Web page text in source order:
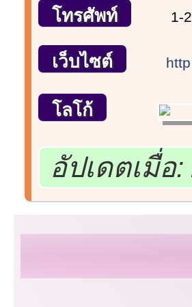
โทรศัพท์ 1-
เว็บไซต์
โลโก้
อัปเดตเมื่